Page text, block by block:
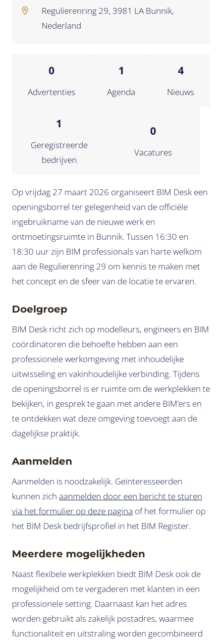
Regulierenring 29, 3981 LA Bunnik,
Nederland
0
Advertenties
1
Agenda
4
Nieuws
1
Geregistreerde
bedrijven
0
Vacatures
Op vrijdag 27 maart 2026 organiseert BIM Desk een
openingsborrel ter gelegenheid van de officiële
ingebruikname van de nieuwe werk en
ontmoetingsruimte in Bunnik. Tussen 16:30 en
18:30 uur zijn BIM professionals van harte welkom
aan de Regulierenring 29 om kennis te maken met
het concept en de sfeer van de locatie te ervaren.
Doelgroep
BIM Desk richt zich op modelleurs, engineers en BIM
coördinatoren die behoefte hebben aan een
professionele werkomgeving met inhoudelijke
uitwisseling en vakinhoudelijke verbinding. Tijdens
de openingsborrel is er ruimte om de werkplekken te
bekijken, in gesprek te gaan met andere BIM’ers en
te ontdekken wat deze omgeving toevoegt aan de
dagelijkse praktijk.
Aanmelden
Aanmelden is noodzakelijk. Geïnteresseerden
kunnen zich aanmelden door een bericht te sturen
via het formulier op deze pagina of het formulier op
het BIM Desk bedrijfsprofiel in het BIM Register.
Meerdere mogelijkheden
Naast flexibele werkplekken biedt BIM Desk ook de
mogelijkheid om te vergaderen met klanten in een
professionele setting. Daarnaast kan het adres
worden gebruikt als zakelijk postadres, waarmee
functionaliteit en uitstraling worden gecombineerd